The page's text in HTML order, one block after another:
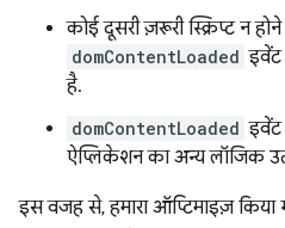
कोई दूसरी ज़रूरी स्क्रिप्ट न
domContentLoaded इवेंट
है.
domContentLoaded इवेंट
ऐप्लिकेशन का अन्य लॉजिक
इस वजह से, हमारा ऑप्टिमाइज़